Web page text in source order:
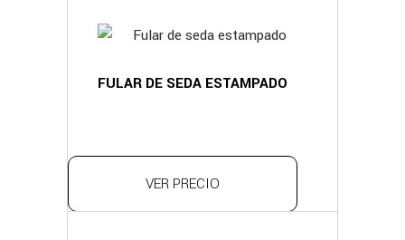
FULAR DE SEDA ESTAMPADO
VER PRECIO